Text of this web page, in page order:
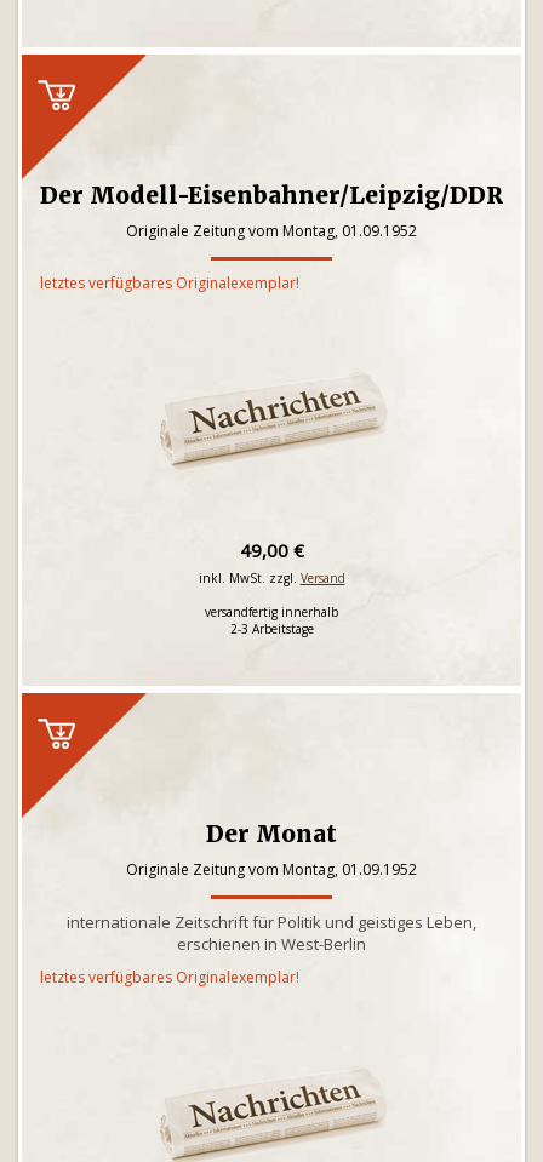
Der Modell-Eisenbahner/Leipzig/DDR
Originale Zeitung vom Montag, 01.09.1952
letztes verfügbares Originalexemplar!
49,00 €
inkl. MwSt. zzgl. Versand
versandfertig innerhalb
2-3 Arbeitstage
Der Monat
Originale Zeitung vom Montag, 01.09.1952
internationale Zeitschrift für Politik und geistiges Leben,
erschienen in West-Berlin
letztes verfügbares Originalexemplar!